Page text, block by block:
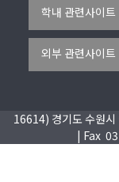
16614) 경기도 수원
| Fax